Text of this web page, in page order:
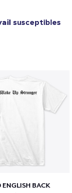
susceptibles
ENGLISH BACK